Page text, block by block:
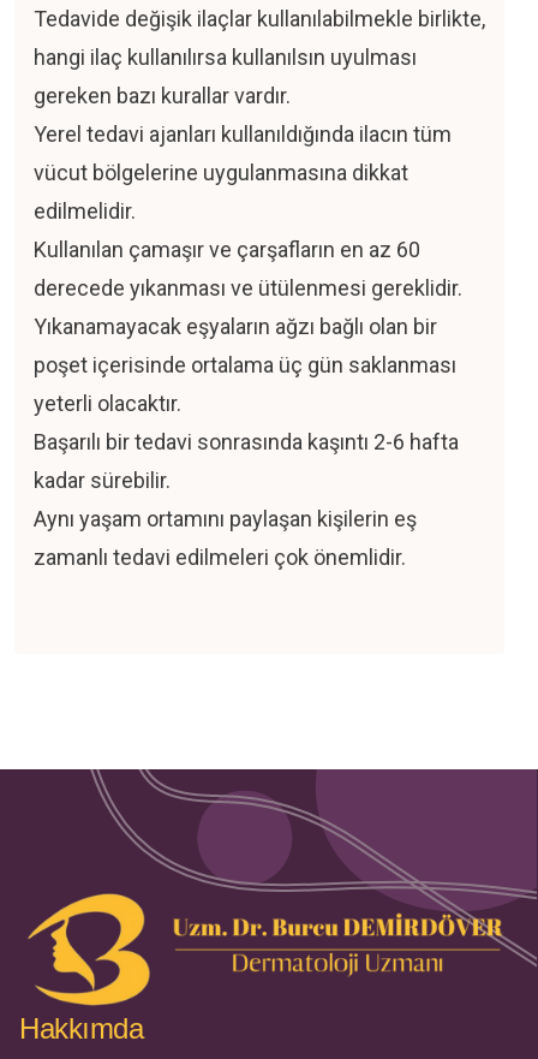
Tedavide değişik ilaçlar kullanılabilmekle birlikte,
hangi ilaç kullanılırsa kullanılsın uyulması
gereken bazı kurallar vardır.
Yerel tedavi ajanları kullanıldığında ilacın tüm
vücut bölgelerine uygulanmasına dikkat
edilmelidir.
Kullanılan çamaşır ve çarşafların en az 60
derecede yıkanması ve ütülenmesi gereklidir.
Yıkanamayacak eşyaların ağzı bağlı olan bir
poşet içerisinde ortalama üç gün saklanması
yeterli olacaktır.
Başarılı bir tedavi sonrasında kaşıntı 2-6 hafta
kadar sürebilir.
Aynı yaşam ortamını paylaşan kişilerin eş
zamanlı tedavi edilmeleri çok önemlidir.
Hakkımda